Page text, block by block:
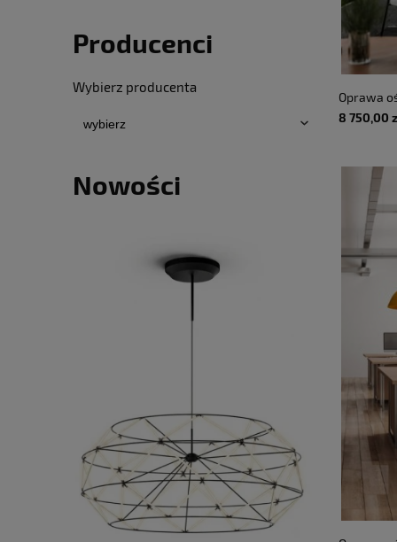
Producenci
Wybierz producenta
Nowości
Oprawa
RING -
TORRENT
8 750,00